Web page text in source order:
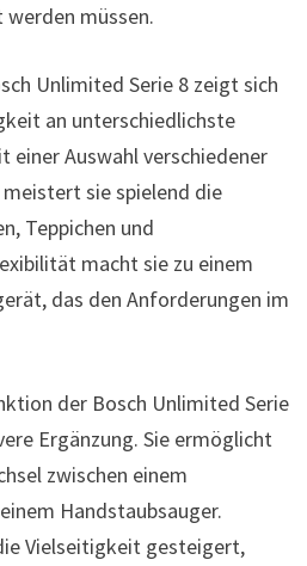
müssen.
Unlimited Serie 8 zeigt sich
an unterschiedlichste
einer Auswahl verschiedener
sie spielend die
Teppichen und
macht sie zu einem
das den Anforderungen im
der Bosch Unlimited Serie
Ergänzung. Sie ermöglicht
zwischen einem
Handstaubsauger.
Vielseitigkeit gesteigert,